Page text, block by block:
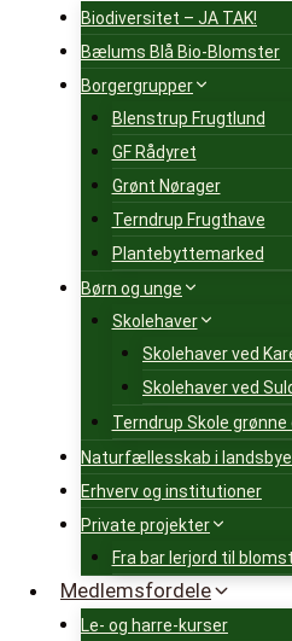
Biodiversitet – JA TAK!
Bælums Blå Bio-Blomster
Borgergrupper
Blenstrup Frugtlund
GF Rådyret
Grønt Nørager
Terndrup Frugthave
Plantebyttemarked
Børn og unge
Skolehaver
Skolehaver ved
Skolehaver ved
Terndrup Skole
Naturfællesskab i
Erhverv og institutioner
Private projekter
Fra bar lerjord til
Medlemsfordele
Le- og harre-kurser